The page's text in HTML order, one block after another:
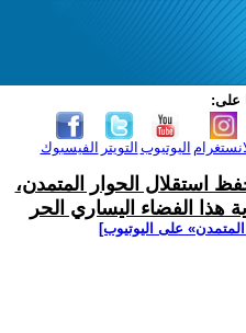
على:
الفيسبوك التويتر اليوتيوب
استقلال الحوار المتمدن،
هذا الفضاء اليساري الحر
على اليوتيوب]